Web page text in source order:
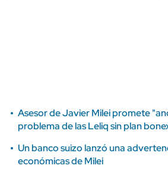
Asesor de Javier Milei promete
problema de las Leliq sin plan
Un banco suizo lanzó una
económicas de Milei